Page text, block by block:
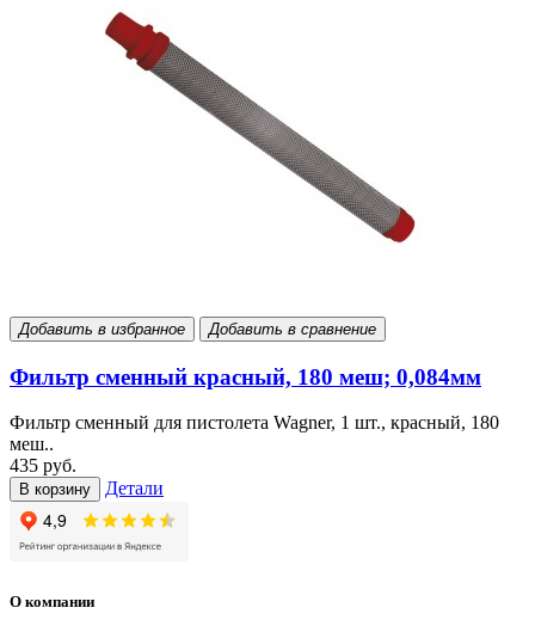
Добавить в избранное Добавить в сравнение
Фильтр сменный красный, 180 меш; 0,084мм
Фильтр сменный для пистолета Wagner, 1 шт., красный, 180
меш..
435 руб.
В корзину Детали
О компании